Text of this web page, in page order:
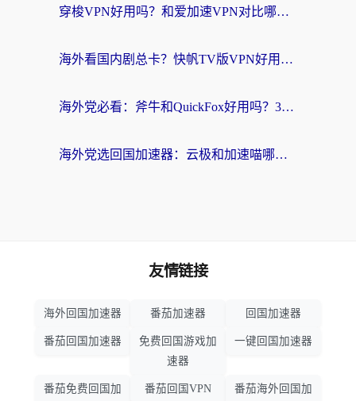
穿梭VPN好用吗？和爱加速VPN对比哪个回国效果更好？海外党必看的实用指南
海外看国内剧总卡？快帆TV版VPN好用吗？和海牛VPN对比哪个回国效果更好？
海外党必看：斧牛和QuickFox好用吗？3步选对回国加速器，无缝刷国内剧玩游戏
海外党选回国加速器：云极和加速喵哪个好？附3款热门工具实测对比
友情链接
海外回国加速器 番茄加速器 回国加速器
番茄回国加速器
免费回国游戏加
速器
一键回国加速器
番茄免费回国加 番茄回国VPN 番茄海外回国加